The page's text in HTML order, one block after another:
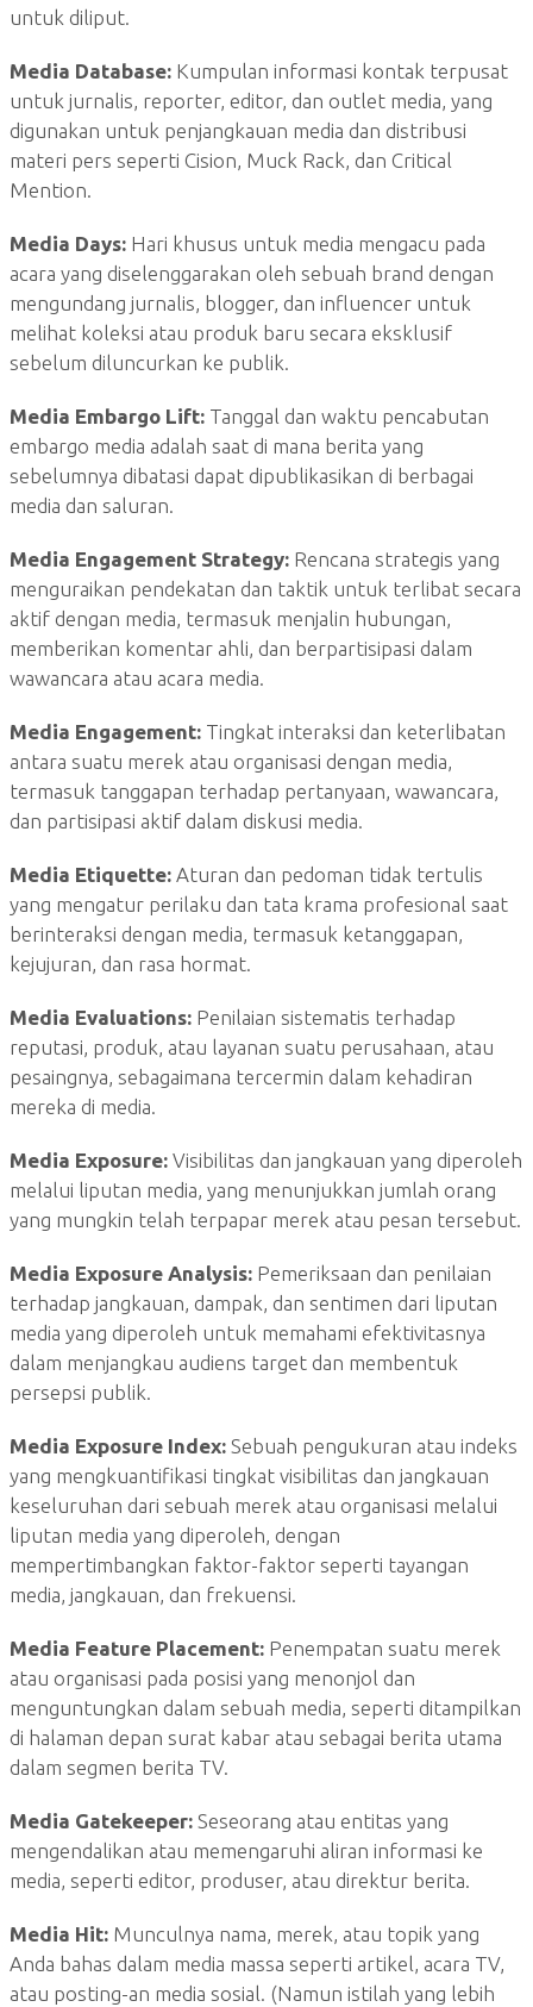
untuk diliput.
Media Database: Kumpulan informasi kontak terpusat
untuk jurnalis, reporter, editor, dan outlet media, yang
digunakan untuk penjangkauan media dan distribusi
materi pers seperti Cision, Muck Rack, dan Critical
Mention.
Media Days: Hari khusus untuk media mengacu pada
acara yang diselenggarakan oleh sebuah brand dengan
mengundang jurnalis, blogger, dan influencer untuk
melihat koleksi atau produk baru secara eksklusif
sebelum diluncurkan ke publik.
Media Embargo Lift: Tanggal dan waktu pencabutan
embargo media adalah saat di mana berita yang
sebelumnya dibatasi dapat dipublikasikan di berbagai
media dan saluran.
Media Engagement Strategy: Rencana strategis yang
menguraikan pendekatan dan taktik untuk terlibat secara
aktif dengan media, termasuk menjalin hubungan,
memberikan komentar ahli, dan berpartisipasi dalam
wawancara atau acara media.
Media Engagement: Tingkat interaksi dan keterlibatan
antara suatu merek atau organisasi dengan media,
termasuk tanggapan terhadap pertanyaan, wawancara,
dan partisipasi aktif dalam diskusi media.
Media Etiquette: Aturan dan pedoman tidak tertulis
yang mengatur perilaku dan tata krama profesional saat
berinteraksi dengan media, termasuk ketanggapan,
kejujuran, dan rasa hormat.
Media Evaluations: Penilaian sistematis terhadap
reputasi, produk, atau layanan suatu perusahaan, atau
pesaingnya, sebagaimana tercermin dalam kehadiran
mereka di media.
Media Exposure: Visibilitas dan jangkauan yang diperoleh
melalui liputan media, yang menunjukkan jumlah orang
yang mungkin telah terpapar merek atau pesan tersebut.
Media Exposure Analysis: Pemeriksaan dan penilaian
terhadap jangkauan, dampak, dan sentimen dari liputan
media yang diperoleh untuk memahami efektivitasnya
dalam menjangkau audiens target dan membentuk
persepsi publik.
Media Exposure Index: Sebuah pengukuran atau indeks
yang mengkuantifikasi tingkat visibilitas dan jangkauan
keseluruhan dari sebuah merek atau organisasi melalui
liputan media yang diperoleh, dengan
mempertimbangkan faktor-faktor seperti tayangan
media, jangkauan, dan frekuensi.
Media Feature Placement: Penempatan suatu merek
atau organisasi pada posisi yang menonjol dan
menguntungkan dalam sebuah media, seperti ditampilkan
di halaman depan surat kabar atau sebagai berita utama
dalam segmen berita TV.
Media Gatekeeper: Seseorang atau entitas yang
mengendalikan atau memengaruhi aliran informasi ke
media, seperti editor, produser, atau direktur berita.
Media Hit: Munculnya nama, merek, atau topik yang
Anda bahas dalam media massa seperti artikel, acara TV,
atau posting-an media sosial. (Namun istilah yang lebih